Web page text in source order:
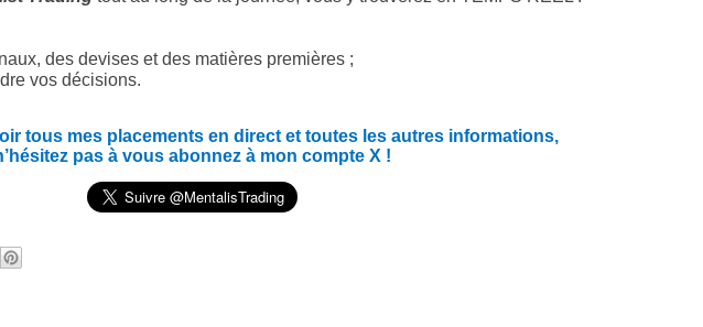
des devises et des matières premières ;
vos décisions.
tous mes placements en direct et toutes les autres informations,
pas à vous abonnez à mon compte X !